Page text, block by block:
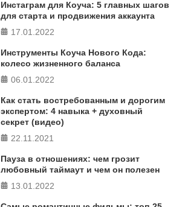
в 5 главных сферах
Инстаграм для Коуча: 5 главных шагов
для старта и продвижения аккаунта
17.01.2022
Инструменты Коуча Нового Кода:
колесо жизненного баланса
06.01.2022
Как стать востребованным и дорогим
экспертом: 4 навыка + духовный
секрет (видео)
22.11.2021
Пауза в отношениях: чем грозит
любовный таймаут и чем он полезен
13.01.2022